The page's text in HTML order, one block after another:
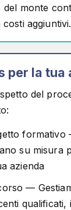
del monte
aggiuntivi.
per la tua
del
formativo
su misura
azienda
—
qualificati,